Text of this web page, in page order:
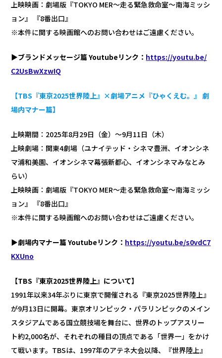
上映映画：劇場版『TOKYO MER～走る緊急救命室～南海ミッシ
ョン』 『8番出口』
※本件に関する映画館へのお問い合わせはご遠慮ください。
▶ブランドメッセージ篇 Youtubeリンク： https://youtu.be/
C2UsBwXzwIQ
【TBS『東京2025世界陸上』×劇場アニメ『ひゃくえむ。』 劇
場内マナー篇】
上映期間：2025年8月29日（金）～9月11日（木）
上映劇場：関東4劇場（ユナイテッド・シネマ豊洲、イオンシネ
マ浦和美園、イオンシネマ幕張新都心、イオンシネマみなとみ
らい）
上映映画：劇場版『TOKYO MER～走る緊急救命室～南海ミッシ
ョン』 『8番出口』
※本件に関する映画館へのお問い合わせはご遠慮ください。
▶劇場内マナー篇 Youtubeリンク： https://youtu.be/s0vdC7
KXUno
【TBS『東京2025世界陸上』について】
1991年以来34年ぶりに東京で開催される『東京2025世界陸上』
が9月13日に開幕。東京オリンピック・パラリンピックのメイン
スタジアムである国立競技場を舞台に、世界のトップアスリー
ト約2,000名が、それぞれの種目の頂点である「世界一」をかけ
て戦います。TBSは、1997年のアテネ大会以降、『世界陸上』